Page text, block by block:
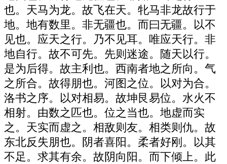
也。天马为龙。故飞在天。牝马非龙故行于
地。地有数里。非无疆也。而曰无疆。以不
见也。应天之行。乃不见耳。唯应天行。非
地自行。故不可先。先则迷途。随天以行。
是为后得。故主利也。西南者地之所向。气
之所合。故得朋也。河图之位。以对为合。
洛书之序。以对相易。故坤艮易位。水火不
相射。由数之匹也。位之当也。地虚而实
之。天实而虚之。相敌则友。相类则仇。故
东北反失朋也。阴者喜阳。柔者好刚。以其
不足。求其有余。故阴向阳。而下倾上。此